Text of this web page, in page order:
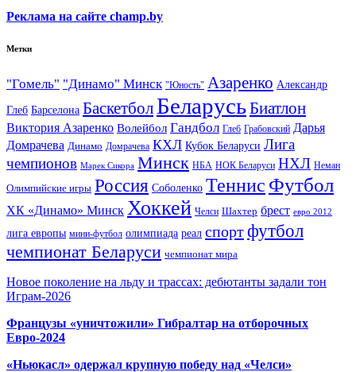
Реклама на сайте champ.by
Метки
"Гомель" "Динамо" Минск "Юность" Азаренко Александр
Глеб Барселона Баскетбол БеларусьБиатлон
Виктория Азаренко Волейбол Гандбол Глеб Грабовский Дарья
Домрачева Динамо Домрачева КХЛ Кубок Беларуси Лига
чемпионов Марек Сикора Минск НБА НОК Беларуси НХЛ Неман
Олимпийские игры Россия Соболенко Теннис Футбол
ХК «Динамо» Минск Хоккей Челси Шахтер брест евро 2012
лига европы мини-футбол олимпиада реал спортфутбол
чемпионат Беларуси чемпионат мира
Новое поколение на льду и трассах: дебютанты задали тон
Играм-2026
Французы «уничтожили» Гибралтар на отборочных
Евро-2024
«Ньюкасл» одержал крупную победу над «Челси»